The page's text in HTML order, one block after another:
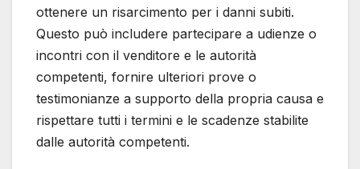
ottenere un risarcimento per i danni subiti.
Questo può includere partecipare a udienze o
incontri con il venditore e le autorità
competenti, fornire ulteriori prove o
testimonianze a supporto della propria causa e
rispettare tutti i termini e le scadenze stabilite
dalle autorità competenti.